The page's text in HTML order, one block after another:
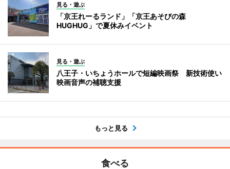
見る・遊ぶ
「京王れーるランド」「京王あそびの森
HUGHUG」で夏休みイベント
見る・遊ぶ
八王子・いちょうホールで短編映画祭 新技術使い
映画音声の補聴支援
もっと見る
食べる